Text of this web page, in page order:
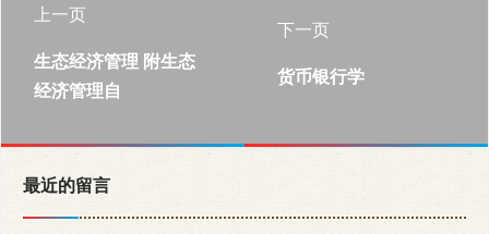
上一页
生态经济管理 附生态
经济管理自
下一页
货币银行学
最近的留言